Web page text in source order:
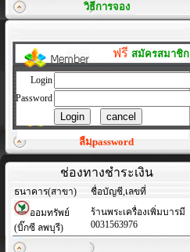
วิธีการจอง
ฟรี สมัครสมาชิก
Login
Password
ลืมpassword
ช่องทางชำระเงิน
ธนาคาร(สาขา)
ชื่อบัญชี,เลขที่
ออมทรัพย์
(บิ๊กซี ลพบุรี)
ร้านพระเครื่องเพิ่มบารมี
0031563976